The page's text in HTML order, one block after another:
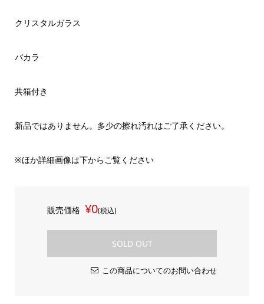
クリスタルガラス
バカラ
共箱付き
新品ではありません。多少の擦れ汚れはご了承ください。
※ほか詳細画像は下からご覧ください
販売価格 ¥0(税込)
SOLD OUT
この商品についてのお問い合わせ